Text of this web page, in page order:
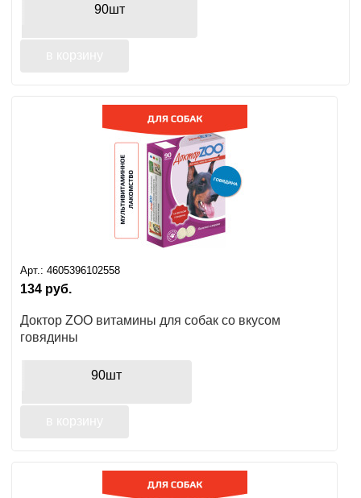
90шт
Арт.: 4605396102558
134 руб.
Доктор ZOO витамины для собак со вкусом
говядины
90шт